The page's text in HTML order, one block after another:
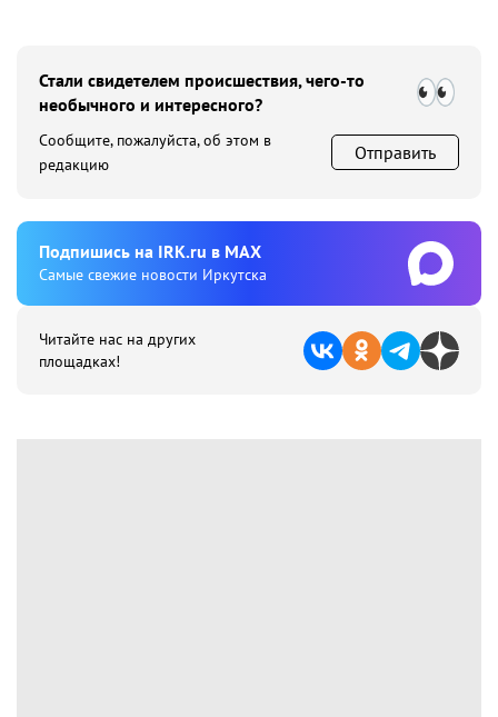
Стали свидетелем происшествия, чего-то
необычного и интересного?
Сообщите, пожалуйста, об этом в
редакцию
Отправить
Подпишиcь на IRK.ru в MAX
Cамые свежие новости Иркутска
Читайте нас на других
площадках!